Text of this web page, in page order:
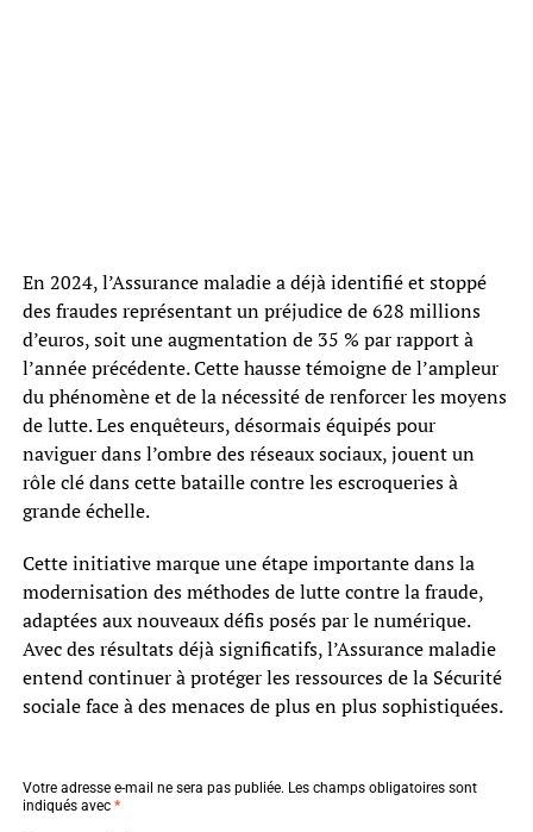
En 2024, l’Assurance maladie a déjà identifié et stoppé
des fraudes représentant un préjudice de 628 millions
d’euros, soit une augmentation de 35 % par rapport à
l’année précédente. Cette hausse témoigne de l’ampleur
du phénomène et de la nécessité de renforcer les moyens
de lutte. Les enquêteurs, désormais équipés pour
naviguer dans l’ombre des réseaux sociaux, jouent un
rôle clé dans cette bataille contre les escroqueries à
grande échelle.
Cette initiative marque une étape importante dans la
modernisation des méthodes de lutte contre la fraude,
adaptées aux nouveaux défis posés par le numérique.
Avec des résultats déjà significatifs, l’Assurance maladie
entend continuer à protéger les ressources de la Sécurité
sociale face à des menaces de plus en plus sophistiquées.
Votre adresse e-mail ne sera pas publiée. Les champs obligatoires sont
indiqués avec *